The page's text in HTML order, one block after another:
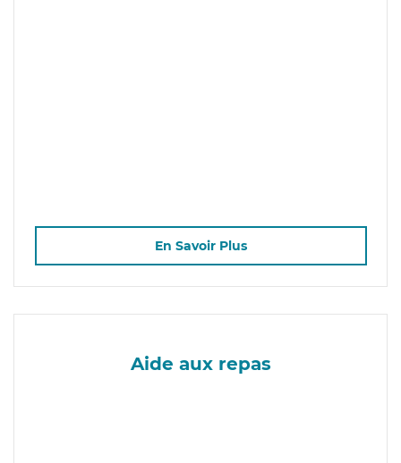
En Savoir Plus
Aide aux repas